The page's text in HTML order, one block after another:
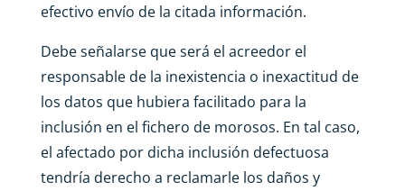
efectivo envío de la citada información.
Debe señalarse que será el acreedor el
responsable de la inexistencia o inexactitud de
los datos que hubiera facilitado para la
inclusión en el fichero de morosos. En tal caso,
el afectado por dicha inclusión defectuosa
tendría derecho a reclamarle los daños y